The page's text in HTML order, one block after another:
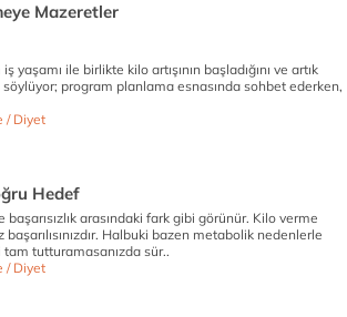
Mazeretler
yaşamı ile birlikte kilo artışının başladığını ve artık
program planlama esnasında sohbet ederken,
/ Diyet
Hedef
başarısızlık arasındaki fark gibi görünür. Kilo verme
başarılısınızdır. Halbuki bazen metabolik nedenlerle
tutturamasanızda sür..
/ Diyet